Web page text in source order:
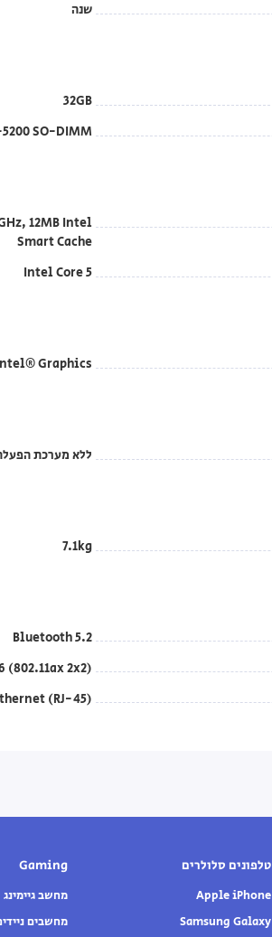
שנה
32GB
SO-DIMM
12MB Intel
Smart Cache
Intel Core 5
Graphics
ללא מערכת
7.1kg
Bluetooth 5.2
2x2)
(RJ-45)
טלפונים סלולרים
Apple iPhone
Samsung Galaxy
Gaming
מחשב גיימינג
מחשבים